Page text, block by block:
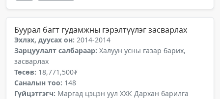
Буурал багт гудамжны гэрэлтүүлэг засварлах
Эхлэх, дуусах он: 2014-2014
Зарцуулалт салбараар: Халуун усны газар барих,
засварлах
Төсөв: 18,771,500₮
Саналын тоо: 148
Гүйцэтгэгч: Маргад цэцэн уул ХХК Дархан барилга